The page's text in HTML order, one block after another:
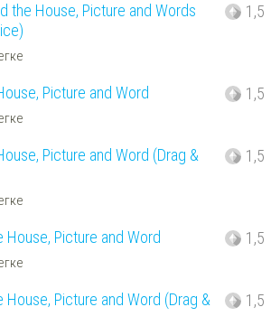
the House, Picture and Words
1,5
Picture and Word 1,5
Picture and Word (Drag &
1,5
House, Picture and Word 1,5
House, Picture and Word (Drag &
1,5